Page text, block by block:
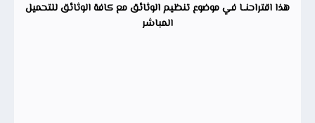
هذا اقتراحنــا في موضوع تنظيم الوثائق مع كافة الوثائق للتحميل
المباشر